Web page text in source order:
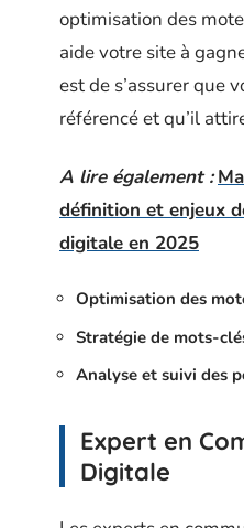
optimisation des
aide votre site à
est de s’assurer que
référencé et qu’il
A lire également :
définition et enjeux
digitale en 2025
Optimisation des
Stratégie de mots-
Analyse et suivi des
Expert en
Digitale